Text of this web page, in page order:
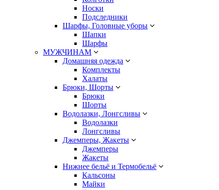
Носки
Подследники
Шарфы, Головные уборы
Шапки
Шарфы
МУЖЧИНАМ
Домашняя одежда
Комплекты
Халаты
Брюки, Шорты
Брюки
Шорты
Водолазки, Лонгсливы
Водолазки
Лонгсливы
Джемперы, Жакеты
Джемперы
Жакеты
Нижнее бельё и Термобельё
Кальсоны
Майки